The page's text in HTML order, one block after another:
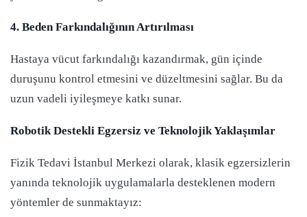
4. Beden Farkındalığının Artırılması
Hastaya vücut farkındalığı kazandırmak, gün içinde
duruşunu kontrol etmesini ve düzeltmesini sağlar. Bu da
uzun vadeli iyileşmeye katkı sunar.
Robotik Destekli Egzersiz ve Teknolojik Yaklaşımlar
Fizik Tedavi İstanbul Merkezi olarak, klasik egzersizlerin
yanında teknolojik uygulamalarla desteklenen modern
yöntemler de sunmaktayız: